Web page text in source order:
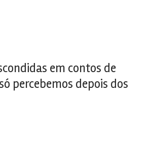
em contos de
percebemos depois dos